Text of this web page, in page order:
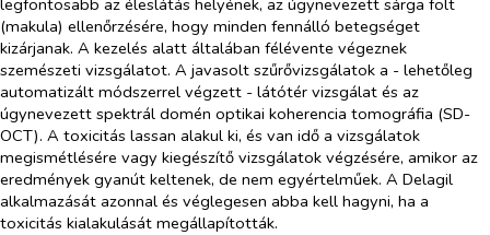
(makula) ellenőrzésére, hogy minden fennálló betegséget
kizárjanak. A kezelés alatt általában félévente végeznek
szemészeti vizsgálatot. A javasolt szűrővizsgálatok a - lehetőleg
automatizált módszerrel végzett - látótér vizsgálat és az
úgynevezett spektrál domén optikai koherencia tomográfia (SD-
OCT). A toxicitás lassan alakul ki, és van idő a vizsgálatok
megismétlésére vagy kiegészítő vizsgálatok végzésére, amikor az
eredmények gyanút keltenek, de nem egyértelműek. A Delagil
alkalmazását azonnal és véglegesen abba kell hagyni, ha a
toxicitás kialakulását megállapították.